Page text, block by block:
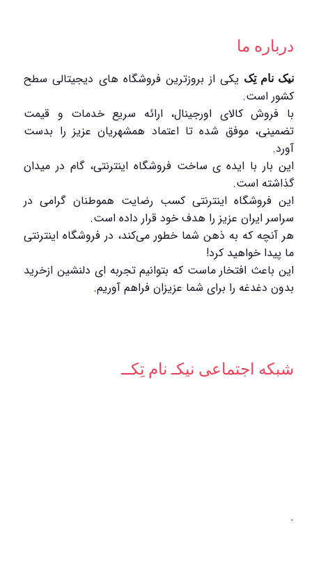
درباره ما
نیک نام تِک یکی از بروزترین فروشگاه های دیجیتالی سطح
کشور است.
با فروش کالای اورجینال، ارائه سریع خدمات و قیمت
تضمینی، موفق شده تا اعتماد همشهریان عزیز را بدست
آورد.
این بار با ایده ی ساخت فروشگاه اینترنتی، گام در میدان
گذاشته است.
این فروشگاه اینترنتی کسب رضایت هموطنان گرامی در
سراسر ایران عزیز را هدف خود قرار داده است.
هر آنچه که به ذهن شما خطور می‌کند، در فروشگاه اینترنتی
ما پیدا خواهید کرد!
این باعث افتخار ماست که بتوانیم تجربه ای دلنشین ازخرید
بدون دغدغه را برای شما عزیزان فراهم آوریم.
شبکه‌ اجتماعی نیکـ نام تِکــ
.